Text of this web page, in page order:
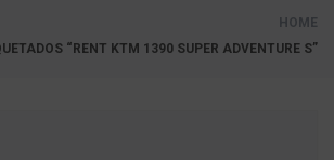
HOME
“RENT KTM 1390 SUPER ADVENTURE S”